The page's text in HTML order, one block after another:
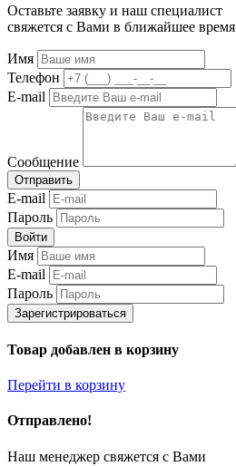
Оставьте заявку и наш специалист
свяжется с Вами в ближайшее время
Имя
Телефон
E-mail
Сообщение
Отправить
E-mail
Пароль
Войти
Имя
E-mail
Пароль
Зарегистрироваться
Товар добавлен в корзину
Перейти в корзину
Отправлено!
Наш менеджер свяжется с Вами